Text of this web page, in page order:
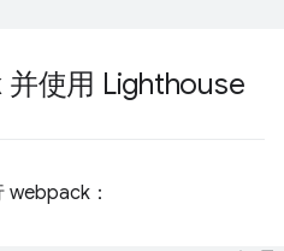
使用 Lighthouse
webpack：